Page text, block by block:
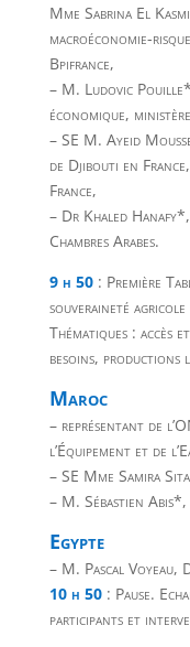
Mme Sabrina El
macroéconomie-
Bpifrance,
– M. Ludovic
économique,
– SE M. Ayeid
de Djibouti en
France,
– Dr Khaled
Chambres Arabes.
9 h 50: Première
souveraineté
Thématiques : accès
besoins, productions
Maroc
– représentant de
l’Équipement et de
– SE Mme Samira
– M. Sébastien
Egypte
– M. Pascal Voyeau,
10 h 50: Pause.
participants et